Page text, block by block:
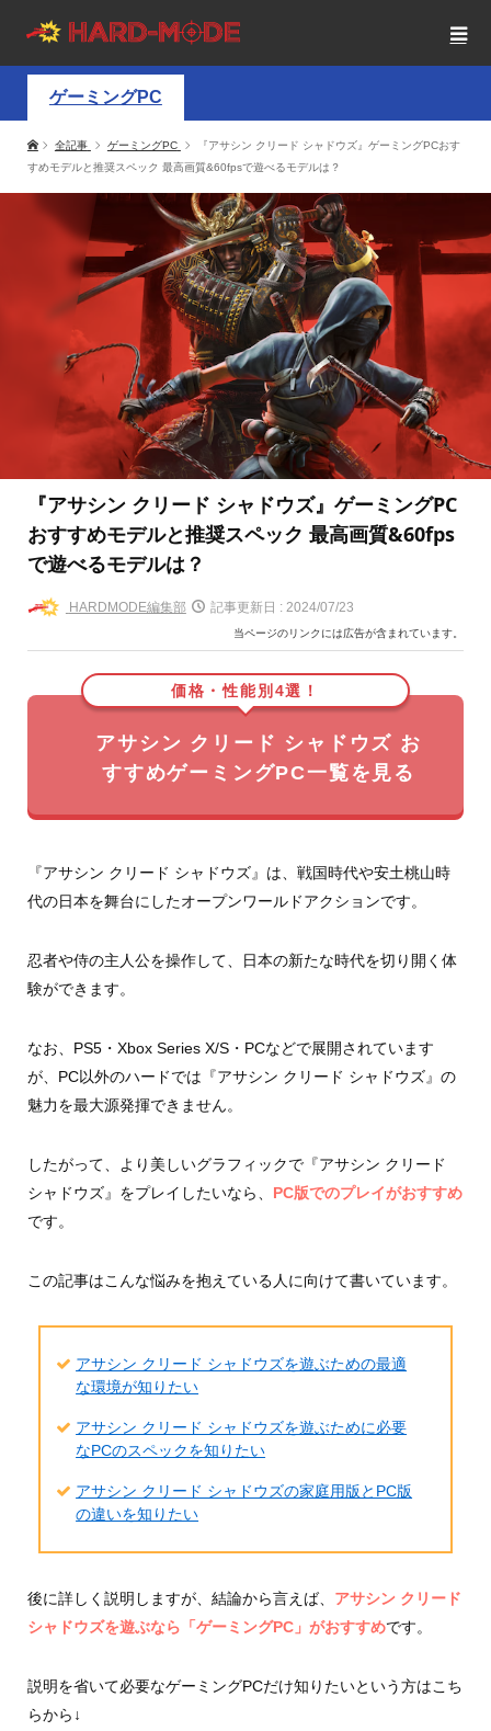
ゲーミングPC
全記事 ゲーミングPC
『アサシン クリード シャドウズ』ゲーミングPCおす
すめモデルと推奨スペック 最高画質&60fpsで遊べるモデルは？
『アサシン クリード シャドウズ』ゲーミングPC
おすすめモデルと推奨スペック 最高画質&60fps
で遊べるモデルは？
HARDMODE編集部 記事更新日 : 2024/07/23
当ページのリンクには広告が含まれています。
価格・性能別4選！
アサシン クリード シャドウズ お
すすめゲーミングPC一覧を見る
『アサシン クリード シャドウズ』は、戦国時代や安土桃山時
代の日本を舞台にしたオープンワールドアクションです。
忍者や侍の主人公を操作して、日本の新たな時代を切り開く体
験ができます。
なお、PS5・Xbox Series X/S・PCなどで展開されています
が、PC以外のハードでは『アサシン クリード シャドウズ』の
魅力を最大源発揮できません。
したがって、より美しいグラフィックで『アサシン クリード
シャドウズ』をプレイしたいなら、 PC版でのプレイがおすすめ
です。
この記事はこんな悩みを抱えている人に向けて書いています。
アサシン クリード シャドウズを遊ぶための最適
な環境が知りたい
アサシン クリード シャドウズを遊ぶために必要
なPCのスペックを知りたい
アサシン クリード シャドウズの家庭用版とPC版
の違いを知りたい
後に詳しく説明しますが、結論から言えば、 アサシン クリード
シャドウズを遊ぶなら「ゲーミングPC」がおすすめです。
説明を省いて必要なゲーミングPCだけ知りたいという方はこち
らから↓